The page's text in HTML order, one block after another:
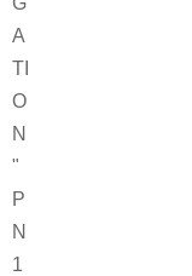
A
TI
O
N
"
P
N
1